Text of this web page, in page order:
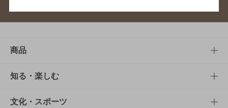
ご意見・ご感想
商品
商品TOP
商品一覧
知る・楽しむ
知る・楽しむTOP
文化・スポーツ